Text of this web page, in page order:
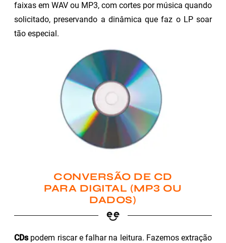
faixas em WAV ou MP3, com cortes por música quando
solicitado, preservando a dinâmica que faz o LP soar
tão especial.
CONVERSÃO DE CD
PARA DIGITAL (MP3 OU
DADOS)
CDspodem riscar e falhar na leitura. Fazemos extração